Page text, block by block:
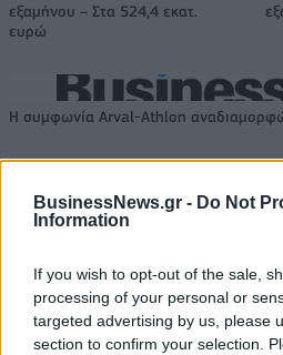
BusinessNews.gr - Do Not
Information
If you wish to opt-out of the sale,
processing of your personal or
targeted advertising by us, please
section to confirm your selection.
εξαμήνου – Στα 524,4 εκατ.
ευρώ
Η συμφωνία Arval-Athlon
VW: Η δύσκολη εξίσωση της
αναδιάρθρωσης
ESG Report 2025: Πώς η ΑΒ
βιωσιμότητα σε καθημερινή πράξη